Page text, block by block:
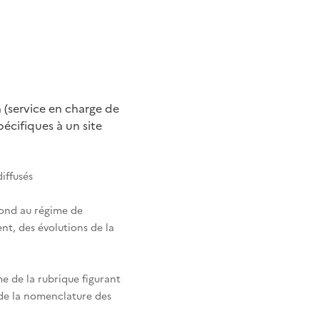
en charge de
à un site
au régime de
des évolutions de la
de la rubrique figurant
la nomenclature des